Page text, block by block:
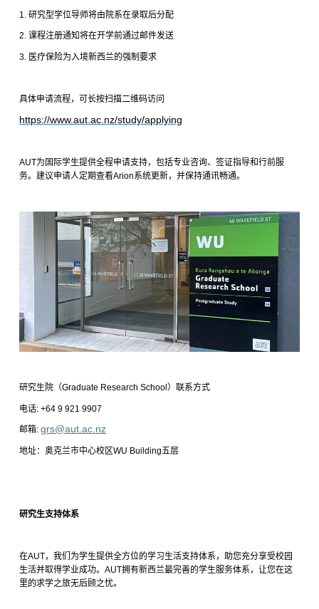
1. 研究型学位导师将由院系在录取后分配
2. 课程注册通知将在开学前通过邮件发送
3. 医疗保险为入境新西兰的强制要求
具体申请流程，可长按扫描二维码访问
https://www.aut.ac.nz/study/applying
AUT为国际学生提供全程申请支持，包括专业咨询、签证指导和行前服
务。建议申请人定期查看Arion系统更新，并保持通讯畅通。
研究生院（Graduate Research School ）联系方式
电话: +64 9 921 9907
邮箱: grs@aut.ac.nz
地址：奥克兰市中心校区WU Building五层
研究生支持体系
在AUT，我们为学生提供全方位的学习生活支持体系，助您充分享受校园
生活并取得学业成功。 AUT拥有新西兰最完善的学生服务体系，让您在这
里的求学之旅无后顾之忧。